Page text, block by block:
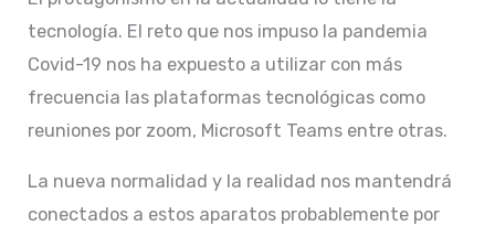
tecnología. El reto que nos impuso la pandemia
Covid-19 nos ha expuesto a utilizar con más
frecuencia las plataformas tecnológicas como
reuniones por zoom, Microsoft Teams entre otras.
La nueva normalidad y la realidad nos mantendrá
conectados a estos aparatos probablemente por